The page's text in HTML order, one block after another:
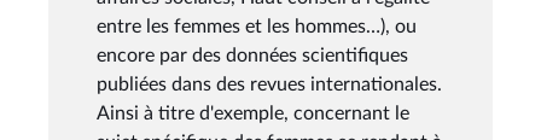
entre les femmes et les hommes…), ou
encore par des données scientifiques
publiées dans des revues internationales.
Ainsi à titre d'exemple, concernant le